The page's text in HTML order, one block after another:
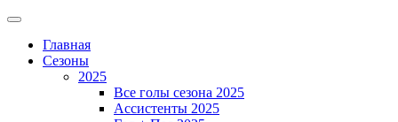
Главная
Сезоны
2025
Все голы сезона 2025
Ассистенты 2025